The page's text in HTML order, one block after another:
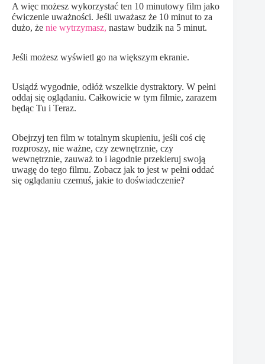
A więc możesz wykorzystać ten 10 minutowy film jako
ćwiczenie uważności. Jeśli uważasz że 10 minut to za
dużo, że nie wytrzymasz, nastaw budzik na 5 minut.
Jeśli możesz wyświetl go na większym ekranie.
Usiądź wygodnie, odłóż wszelkie dystraktory. W pełni
oddaj się oglądaniu. Całkowicie w tym filmie, zarazem
będąc Tu i Teraz.
Obejrzyj ten film w totalnym skupieniu, jeśli coś cię
rozproszy, nie ważne, czy zewnętrznie, czy
wewnętrznie, zauważ to i łagodnie przekieruj swoją
uwagę do tego filmu. Zobacz jak to jest w pełni oddać
się oglądaniu czemuś, jakie to doświadczenie?